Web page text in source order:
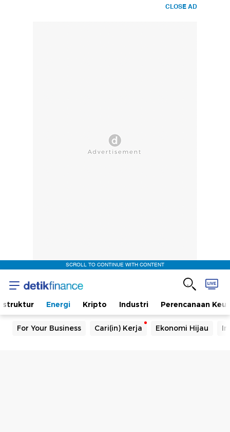
CLOSE AD
SCROLL TO CONTINUE WITH CONTENT
Energi Kripto Industri Perencanaan
For Your Business Cari(in) Kerja Ekonomi Hijau